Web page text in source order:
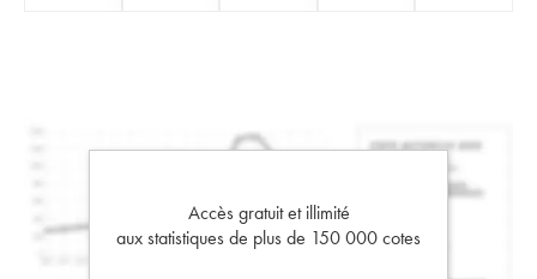
Accès gratuit et illimité
aux statistiques de plus de 150 000 cotes